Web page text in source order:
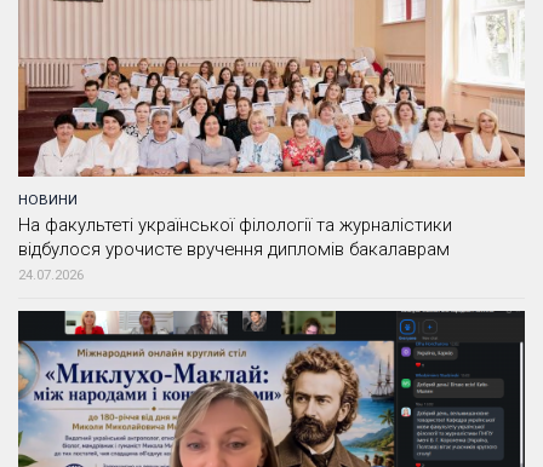
НОВИНИ
На факультеті української філології та журналістики
відбулося урочисте вручення дипломів бакалаврам
24.07.2026